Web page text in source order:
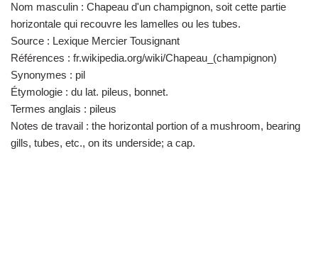
Nom masculin : Chapeau d'un champignon, soit cette partie
horizontale qui recouvre les lamelles ou les tubes.
Source : Lexique Mercier Tousignant
Références : fr.wikipedia.org/wiki/Chapeau_(champignon)
Synonymes : pil
Étymologie : du lat. pileus, bonnet.
Termes anglais : pileus
Notes de travail : the horizontal portion of a mushroom, bearing
gills, tubes, etc., on its underside; a cap.